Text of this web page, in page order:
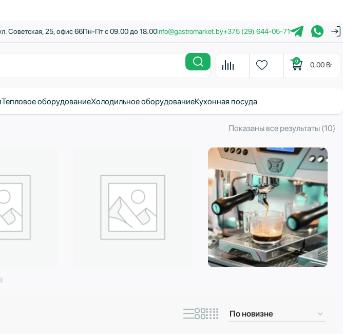
Советская, 25, офис 66Пн-Пт с 09.00 до 18.00info@gastromarket.by+375 (29) 644-05-71
0 0,00 Br
Тепловое оборудованиеХолодильное оборудованиеКухонная посуда
Показаны все результаты (10)